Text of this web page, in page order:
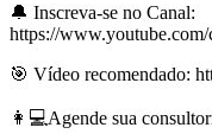
🔔 Inscreva-se no Canal:
https://www.youtube.com/
🎯 Vídeo recomendado:
👩💻Agende sua